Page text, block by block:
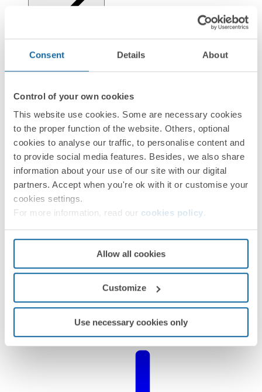
Consent Details About
Control of your own cookies
This website use cookies. Some are necessary cookies
to the proper function of the website. Others, optional
cookies to analyse our traffic, to personalise content and
to provide social media features. Besides, we also share
information about your use of our site with our digital
partners. Accept when you're ok with it or customise your
cookies settings.
For more information, read our cookies policy
Allow all cookies
Customize
Use necessary cookies only
Instalação e manutenção
Regulamentos
Documentação
Ficha técnicaPDF